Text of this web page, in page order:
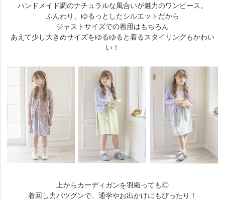
ハンドメイド調のナチュラルな風合いが魅力のワンピース。
ふんわり、ゆるっとしたシルエットだから
ジャストサイズでの着用はもちろん
あえて少し大きめサイズをゆるゆると着るスタイリングもかわい
い！
上からカーディガンを羽織っても◎
着回し力バツグンで、通学やお出かけにもぴったり！